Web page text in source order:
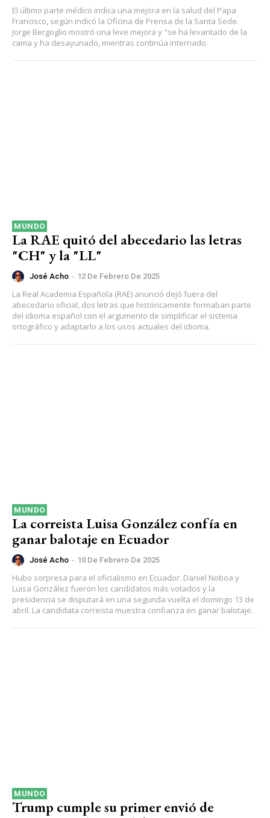
El último parte médico indica una mejora en la salud del Papa
Francisco, según indicó la Oficina de Prensa de la Santa Sede.
Jorge Bergoglio mostró una leve mejora y "se ha levantado de la
cama y ha desayunado, mientras continúa internado.
MUNDO
La RAE quitó del abecedario las letras
"CH" y la "LL"
José Acho - 12 De Febrero De 2025
La Real Academia Española (RAE) anunció dejó fuera del
abecedario oficial, dos letras que históricamente formaban parte
del idioma español con el argumento de simplificar el sistema
ortográfico y adaptarlo a los usos actuales del idioma.
MUNDO
La correista Luisa González confía en
ganar balotaje en Ecuador
José Acho - 10 De Febrero De 2025
Hubo sorpresa para el oficialismo en Ecuador. Daniel Noboa y
Luisa González fueron los candidatos más votados y la
presidencia se disputará en una segunda vuelta el domingo 13 de
abril. La candidata correista muestra confianza en ganar balotaje.
MUNDO
Trump cumple su primer envió de